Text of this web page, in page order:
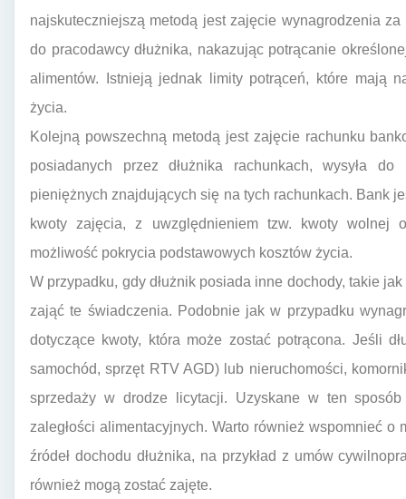
najskuteczniejszą metodą jest zajęcie wynagrodzenia
do pracodawcy dłużnika, nakazując potrącanie
alimentów. Istnieją jednak limity potrąceń, które mają
życia.
Kolejną powszechną metodą jest zajęcie rachunku
posiadanych przez dłużnika rachunkach, wysyła
pieniężnych znajdujących się na tych rachunkach. Bank
kwoty zajęcia, z uwzględnieniem tzw. kwoty wolnej
możliwość pokrycia podstawowych kosztów życia.
W przypadku, gdy dłużnik posiada inne dochody, takie
zająć te świadczenia. Podobnie jak w przypadku
dotyczące kwoty, która może zostać potrącona. Jeśli
samochód, sprzęt RTV AGD) lub nieruchomości,
sprzedaży w drodze licytacji. Uzyskane w ten
zaległości alimentacyjnych. Warto również wspomnieć
źródeł dochodu dłużnika, na przykład z umów
również mogą zostać zajęte.